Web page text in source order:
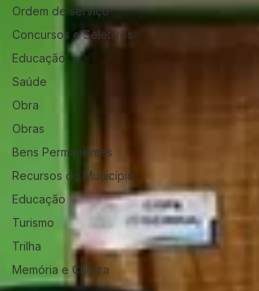
Ordem de serviço
Concursos e Seletivos
Educação
Saúde
Obra
Obras
Bens Permanentes
Recursos do Município
Educação
Turismo
Trilha
Memória e Cultura